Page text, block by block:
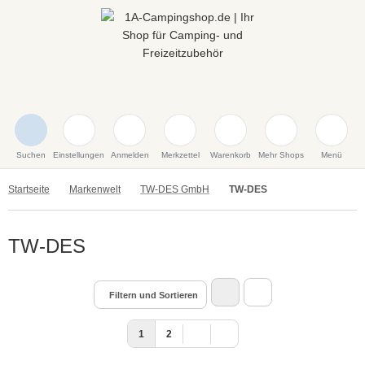
Suchen Einstellungen Anmelden Merkzettel Warenkorb Mehr Shops Menü
Startseite Markenwelt TW-DES GmbH TW-DES
TW-DES
Filtern und Sortieren
1 2